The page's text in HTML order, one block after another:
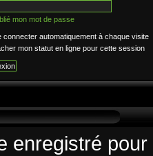
mon mot de passe
connecter automatiquement à chaque visite
mon statut en ligne pour cette session
enregistré